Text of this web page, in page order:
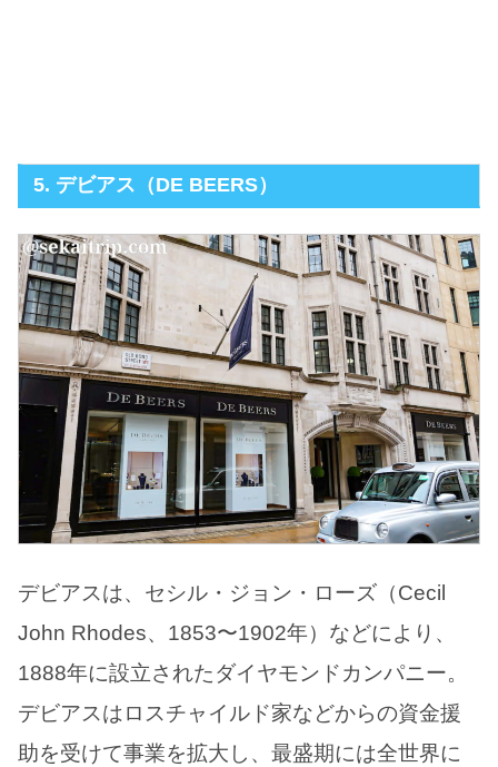
5. デビアス（DE BEERS）
デビアスは、セシル・ジョン・ローズ（Cecil
John Rhodes、1853〜1902年）などにより、
1888年に設立されたダイヤモンドカンパニー。
デビアスはロスチャイルド家などからの資金援
助を受けて事業を拡大し、最盛期には全世界に